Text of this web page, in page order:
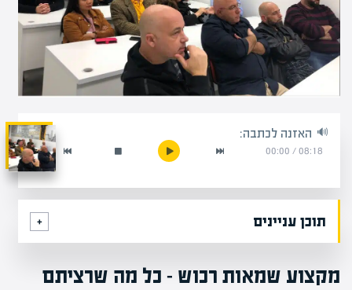
האזנה לכתבה:
08:18
/
00:00
תוכן עניינים
מקצוע שמאות רכוש – כל מה שרציתם